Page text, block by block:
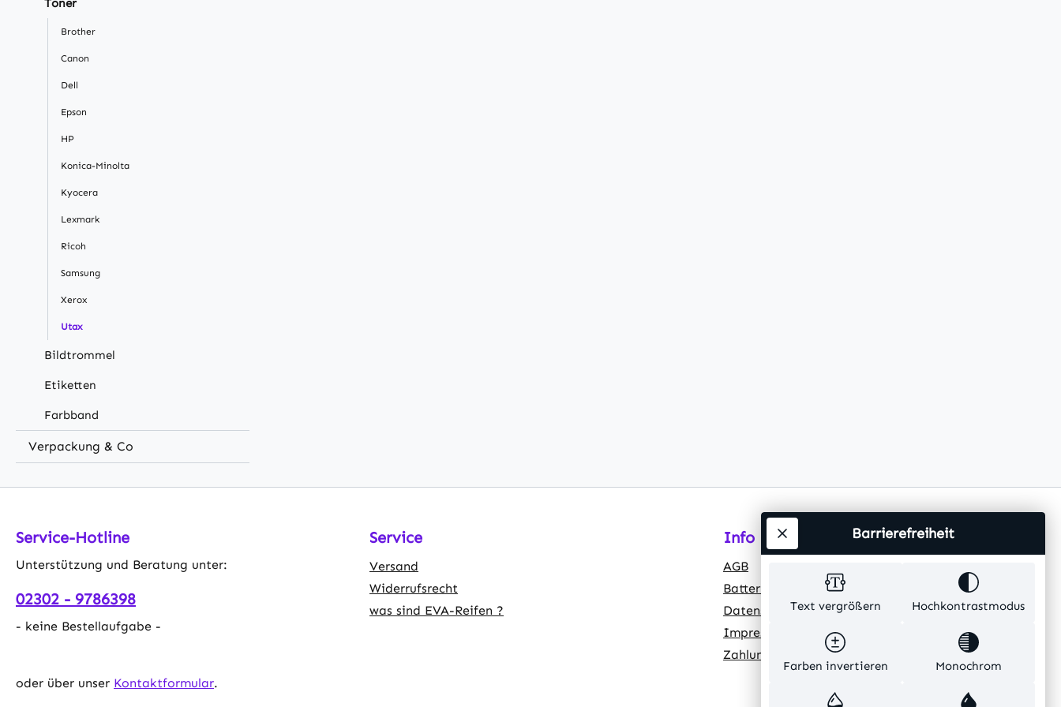
Toner
Brother
Canon
Dell
Epson
HP
Konica-Minolta
Kyocera
Lexmark
Ricoh
Samsung
Xerox
Utax
Bildtrommel
Etiketten
Farbband
Verpackung & Co
Service-Hotline
Unterstützung und Beratung unter:
02302 - 9786398
- keine Bestellaufgabe -
oder über unser Kontaktformular.
Service
Versand
Widerrufsrecht
was sind EVA-Reifen ?
Info
AGB
Batteriehinweis
Datenschutz
Impressum
Zahlungsarten
Text vergrößern Hochkontrastmodus
Farben invertieren Monochrom
Barrierefreiheit